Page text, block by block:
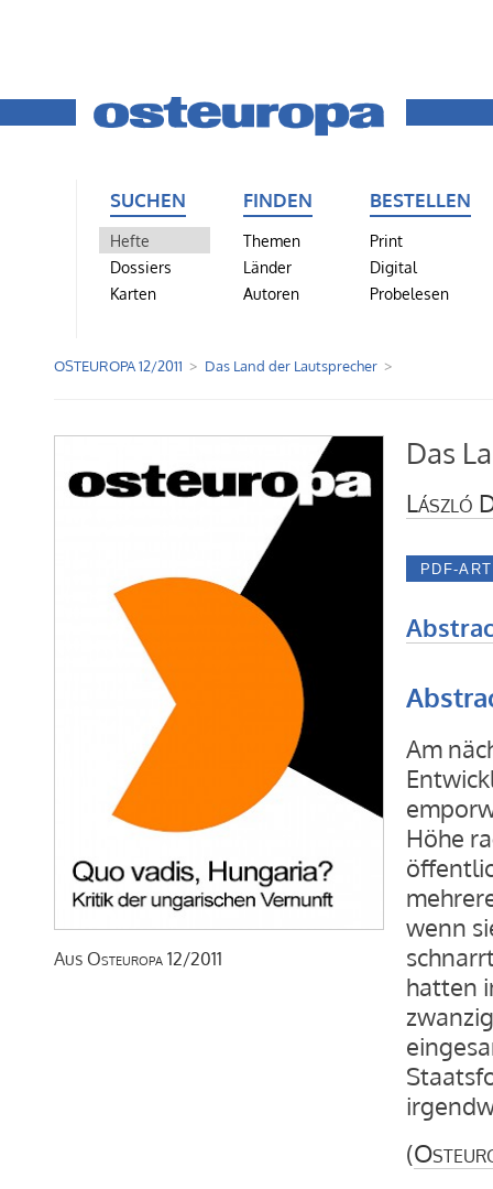
SUCHEN
Hefte
Dossiers
Karten
FINDEN
Themen
Länder
Autoren
BESTELLEN
Print
Digital
Probelesen
OSTEUROPA 12/2011 Das Land der Lautsprecher
Aus Osteuropa 12/2011
Das
László
Am
Höhe
wenn
hatten
(